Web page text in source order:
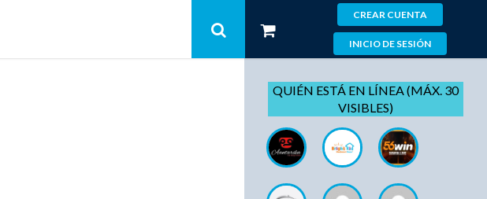
CREAR CUENTA
INICIO DE SESIÓN
QUIÉN ESTÁ EN LÍNEA (MÁX. 30
VISIBLES)